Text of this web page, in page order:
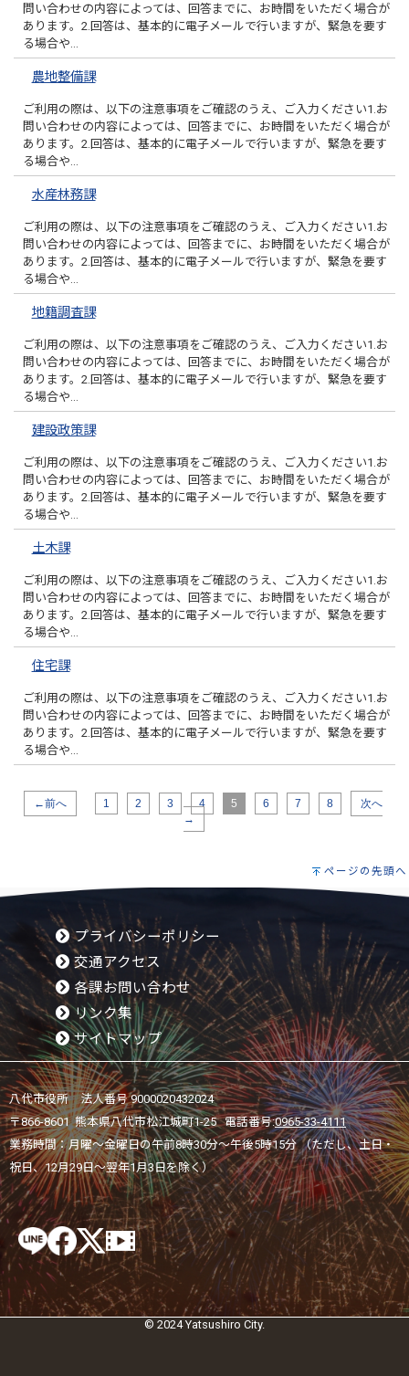
問い合わせの内容によっては、回答までに、お時間をいただく場合が
あります。2.回答は、基本的に電子メールで行いますが、緊急を要す
る場合や…
農地整備課
ご利用の際は、以下の注意事項をご確認のうえ、ご入力ください1.お
問い合わせの内容によっては、回答までに、お時間をいただく場合が
あります。2.回答は、基本的に電子メールで行いますが、緊急を要す
る場合や…
水産林務課
ご利用の際は、以下の注意事項をご確認のうえ、ご入力ください1.お
問い合わせの内容によっては、回答までに、お時間をいただく場合が
あります。2.回答は、基本的に電子メールで行いますが、緊急を要す
る場合や…
地籍調査課
ご利用の際は、以下の注意事項をご確認のうえ、ご入力ください1.お
問い合わせの内容によっては、回答までに、お時間をいただく場合が
あります。2.回答は、基本的に電子メールで行いますが、緊急を要す
る場合や…
建設政策課
ご利用の際は、以下の注意事項をご確認のうえ、ご入力ください1.お
問い合わせの内容によっては、回答までに、お時間をいただく場合が
あります。2.回答は、基本的に電子メールで行いますが、緊急を要す
る場合や…
土木課
ご利用の際は、以下の注意事項をご確認のうえ、ご入力ください1.お
問い合わせの内容によっては、回答までに、お時間をいただく場合が
あります。2.回答は、基本的に電子メールで行いますが、緊急を要す
る場合や…
住宅課
ご利用の際は、以下の注意事項をご確認のうえ、ご入力ください1.お
問い合わせの内容によっては、回答までに、お時間をいただく場合が
あります。2.回答は、基本的に電子メールで行いますが、緊急を要す
る場合や…
←前へ 1 2 3 4 5 6 7 8
次へ
→
ページの先頭へ
プライバシーポリシー
交通アクセス
各課お問い合わせ
リンク集
サイトマップ
八代市役所 法人番号 9000020432024
〒866-8601 熊本県八代市松江城町1-25 電話番号:0965-33-4111
業務時間：月曜～金曜日の午前8時30分～午後5時15分 （ただし、土日・
祝日、12月29日～翌年1月3日を除く）
© 2024 Yatsushiro City.